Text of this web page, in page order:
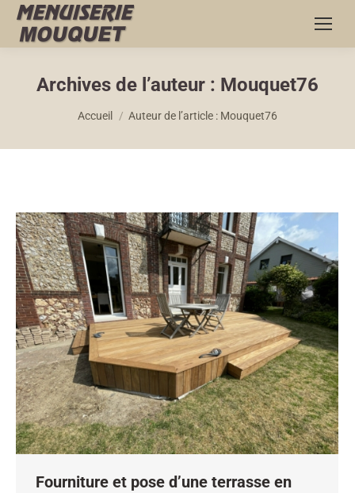
Archives de l’auteur : Mouquet76
Vous êtes ici :
Accueil Auteur de l’article : Mouquet76
Fourniture et pose d’une terrasse en